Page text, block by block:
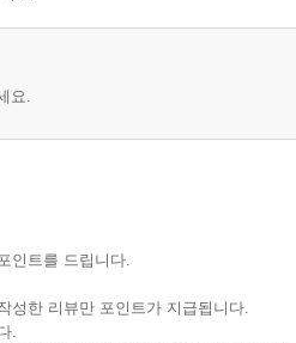
요.
인트를 드립니다.
성한 리뷰만 포인트가 지급됩니다.
.